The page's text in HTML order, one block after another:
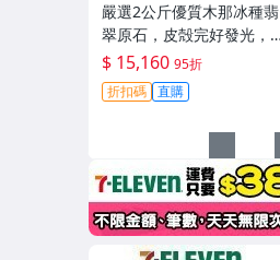
嚴選2公斤優質木那冰種翡
翠原石，皮殻完好發光，
適合打造手鐲或掛件 #翡
翠 #冰種翡翠 #A貨翡翠
$ 15,160 95折
折扣碼 直購